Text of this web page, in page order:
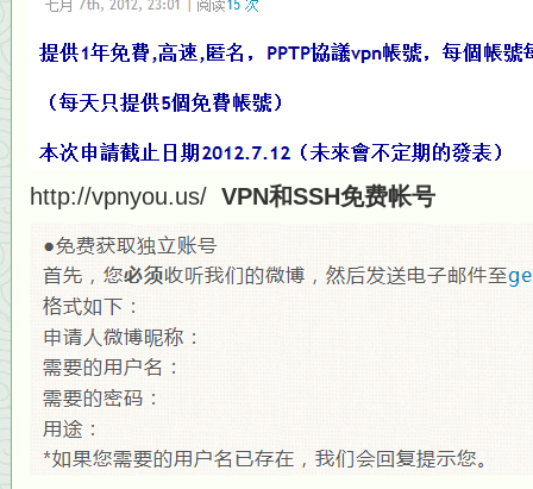
http://vpnyou.us/ VPN和SSH免费帐号